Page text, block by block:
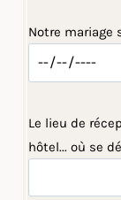
Notre mariage
Le lieu de
hôtel... où se